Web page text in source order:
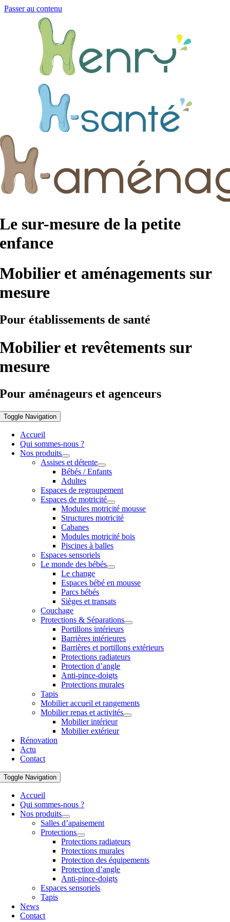
Passer au contenu
Le sur-mesure de la petite
enfance
Mobilier et aménagements sur
mesure
Pour établissements de santé
Mobilier et revêtements sur
mesure
Pour aménageurs et agenceurs
Toggle Navigation
Accueil
Qui sommes-nous ?
Nos produits
Assises et détente
Bébés / Enfants
Adultes
Espaces de regroupement
Espaces de motricité
Modules motricité mousse
Structures motricité
Cabanes
Modules motricité bois
Piscines à balles
Espaces sensoriels
Le monde des bébés
Le change
Espaces bébé en mousse
Parcs bébés
Sièges et transats
Couchage
Protections & Séparations
Portillons intérieurs
Barrières intérieures
Barrières et portillons extérieurs
Protections radiateurs
Protection d’angle
Anti-pince-doigts
Protections murales
Tapis
Mobilier accueil et rangements
Mobilier repas et activités
Mobilier intérieur
Mobilier extérieur
Rénovation
Actu
Contact
Toggle Navigation
Accueil
Qui sommes-nous ?
Nos produits
Salles d’apaisement
Protections
Protections radiateurs
Protections murales
Protection des équipements
Protection d’angle
Anti-pince-doigts
Espaces sensoriels
Tapis
News
Contact